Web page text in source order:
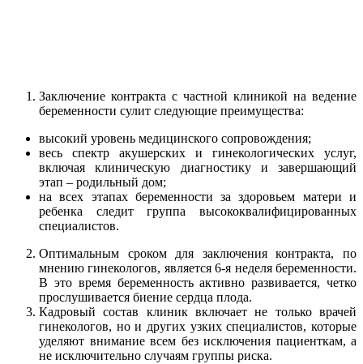
Заключение контракта с частной клиникой на ведение
беременности сулит следующие преимущества:
высокий уровень медицинского сопровождения;
весь спектр акушерских и гинекологических услуг,
включая клиническую диагностику и завершающий
этап – родильный дом;
на всех этапах беременности за здоровьем матери и
ребенка следит группа высококвалифицированных
специалистов.
Оптимальным сроком для заключения контракта, по
мнению гинекологов, является 6-я неделя беременности.
В это время беременность активно развивается, четко
прослушивается биение сердца плода.
Кадровый состав клиник включает не только врачей
гинекологов, но и других узких специалистов, которые
уделяют внимание всем без исключения пациенткам, а
не исключительно случаям группы риска.